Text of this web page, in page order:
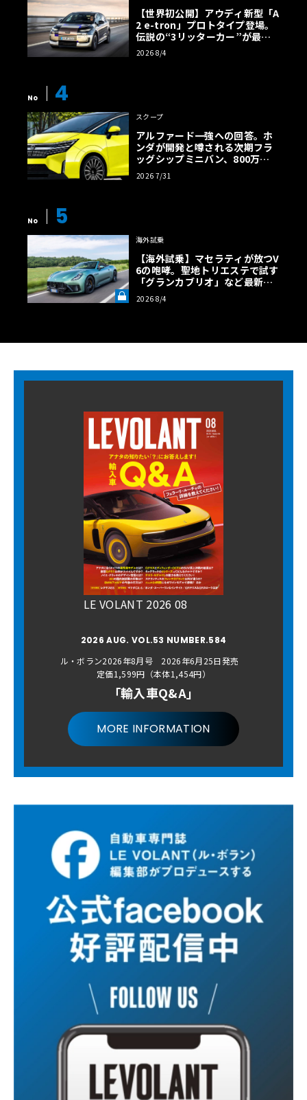
【世界初公開】アウディ新型「A
2 e-tron」プロトタイプ登場。
伝説の“3リッターカー”が最高
効率エントリーBEVとして復活
【画像38枚】
2026 8/4
No 4
スクープ
アルファード一強への回答。ホ
ンダが開発と噂される次期フラ
ッグシップミニバン、800万円
超の勝算【予想CG】
2026 7/31
No 5
海外試乗
【海外試乗】マセラティが放つV
6の咆哮。聖地トリエステで試す
「グランカブリオ」など最新ト
ロフェオ3台の官能評価《LE VO
LANT LAB》
2026 8/4
LE VOLANT 2026 08
2026 AUG. VOL.53 NUMBER.584
ル・ボラン2026年8月号 2026年6月25日発売
定価1,599円（本体1,454円）
「輸入車Q&A」
MORE INFORMATION